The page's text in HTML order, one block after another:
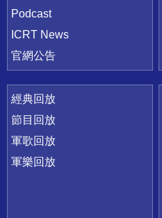
Podcast
ICRT News
官網公告
經典回放
節目回放
軍歌回放
軍樂回放